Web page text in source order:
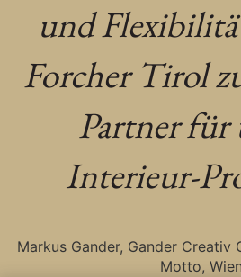
und
Forcher Tirol
Partner für
Interieur-
Markus Gander, Gander Creativ
Motto,